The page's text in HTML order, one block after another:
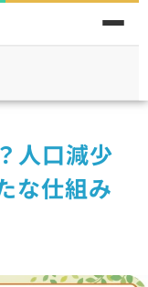
人口減少
な仕組み